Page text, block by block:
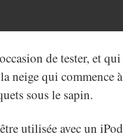
de tester, et qui
neige qui commence à
sous le sapin.
utilisée avec un iPod